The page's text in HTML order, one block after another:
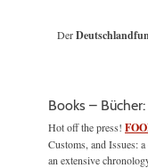
Der
Books – Bücher:
Hot off the press!
Customs, and Issues:
an extensive